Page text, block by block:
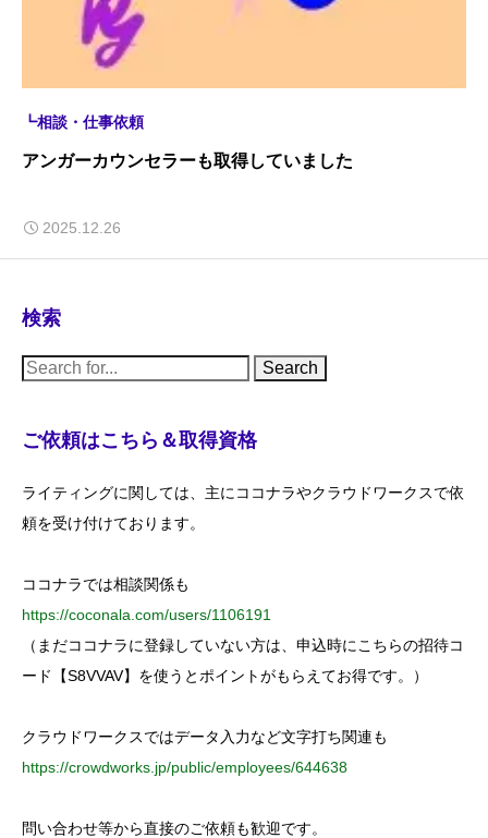
┗相談・仕事依頼
アンガーカウンセラーも取得していました
2025.12.26
検索
S
e
c
h
o
:
ご依頼はこちら＆取得資格
ライティングに関しては、主にココナラやクラウドワークスで依
頼を受け付けております。
ココナラでは相談関係も
https://coconala.com/users/1106191
（まだココナラに登録していない方は、申込時にこちらの招待コ
ード【S8VVAV】を使うとポイントがもらえてお得です。）
クラウドワークスではデータ入力など文字打ち関連も
https://crowdworks.jp/public/employees/644638
問い合わせ等から直接のご依頼も歓迎です。